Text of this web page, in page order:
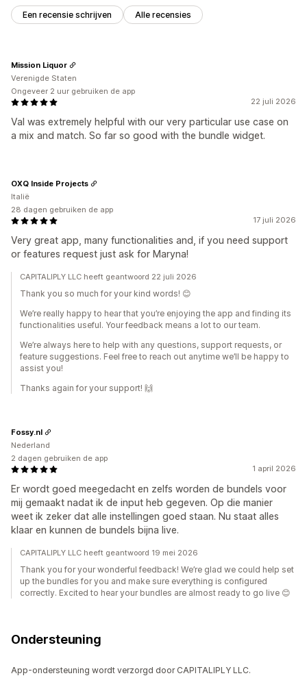
Een recensie schrijven Alle recensies
22 juli 2026
Val was extremely helpful with our very particular use case on
a mix and match. So far so good with the bundle widget.
Mission Liquor
Verenigde Staten
Ongeveer 2 uur gebruiken de app
17 juli 2026
Very great app, many functionalities and, if you need support
or features request just ask for Maryna!
OXQ Inside Projects
Italië
28 dagen gebruiken de app
CAPITALIPLY LLC heeft geantwoord 22 juli 2026
Thank you so much for your kind words! 😊
We’re really happy to hear that you’re enjoying the app and finding its
functionalities useful. Your feedback means a lot to our team.
We’re always here to help with any questions, support requests, or
feature suggestions. Feel free to reach out anytime we’ll be happy to
assist you!
Thanks again for your support! 🙌
1 april 2026
Er wordt goed meegedacht en zelfs worden de bundels voor
mij gemaakt nadat ik de input heb gegeven. Op die manier
weet ik zeker dat alle instellingen goed staan. Nu staat alles
klaar en kunnen de bundels bijna live.
Fossy.nl
Nederland
2 dagen gebruiken de app
CAPITALIPLY LLC heeft geantwoord 19 mei 2026
Thank you for your wonderful feedback! We’re glad we could help set
up the bundles for you and make sure everything is configured
correctly. Excited to hear your bundles are almost ready to go live 😊
Ondersteuning
App-ondersteuning wordt verzorgd door CAPITALIPLY LLC.